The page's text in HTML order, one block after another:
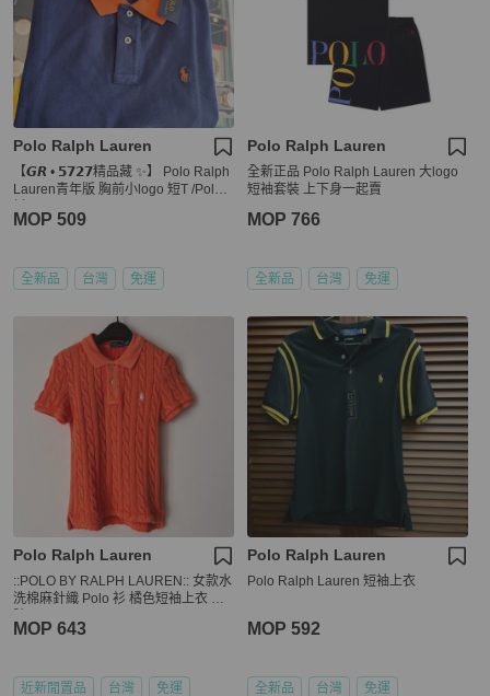
Polo Ralph Lauren
【𝙂𝙍 • 𝟱𝟳𝟮𝟳精品藏 ✨】 Polo Ralph
Lauren青年版 胸前小logo 短T /Polo
MOP 509
全新品 台灣 免運
Polo Ralph Lauren
全新正品 Polo Ralph Lauren 大logo
短袖套裝 上下身一起賣
MOP 766
全新品 台灣 免運
Polo Ralph Lauren
::POLO BY RALPH LAUREN:: 女款水
洗棉麻針織 Polo 衫 橘色短袖上衣 M
MOP 643
近新閒置品 台灣 免運
Polo Ralph Lauren
Polo Ralph Lauren 短袖上衣
MOP 592
全新品 台灣 免運